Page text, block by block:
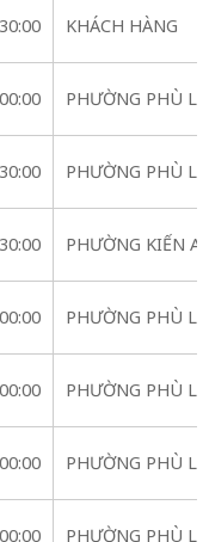
KHÁCH HÀNG
PHƯỜNG PHÙ
PHƯỜNG PHÙ
PHƯỜNG KIẾN
PHƯỜNG PHÙ
PHƯỜNG PHÙ
PHƯỜNG PHÙ
PHƯỜNG PHÙ